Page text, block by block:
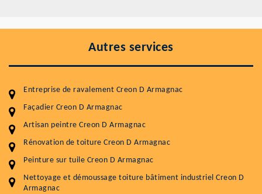
Autres services
Entreprise de ravalement Creon D Armagnac
Façadier Creon D Armagnac
Artisan peintre Creon D Armagnac
Rénovation de toiture Creon D Armagnac
Peinture sur tuile Creon D Armagnac
Nettoyage et démoussage toiture bâtiment industriel Creon D
Armagnac
Entretenir votre toiture, c'est préserver sa
durabilité